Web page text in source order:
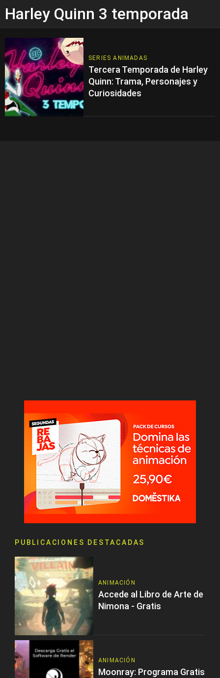
Harley Quinn 3 temporada
SERIES ANIMADAS
Tercera Temporada de Harley
Quinn: Trama, Personajes y
Curiosidades
PUBLICACIONES DESTACADAS
ANIMACIÓN
Accede al Libro de Arte de
Nimona - Gratis
ANIMACIÓN
Moonray: Programa Gratis